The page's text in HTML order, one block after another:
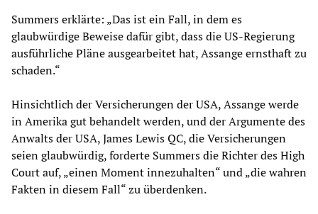
Summers erklärte: „Das ist ein Fall, in dem es
glaubwürdige Beweise dafür gibt, dass die US-Regierung
ausführliche Pläne ausgearbeitet hat, Assange ernsthaft zu
schaden.“
Hinsichtlich der Versicherungen der USA, Assange werde
in Amerika gut behandelt werden, und der Argumente des
Anwalts der USA, James Lewis QC, die Versicherungen
seien glaubwürdig, forderte Summers die Richter des High
Court auf, „einen Moment innezuhalten“ und „die wahren
Fakten in diesem Fall“ zu überdenken.